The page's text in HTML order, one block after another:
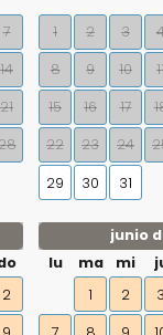
7
14
21
1 2 3
8
9 10
15
16 17
22
23 24
29
30 31
2
junio
lu
ma mi
1
2 3